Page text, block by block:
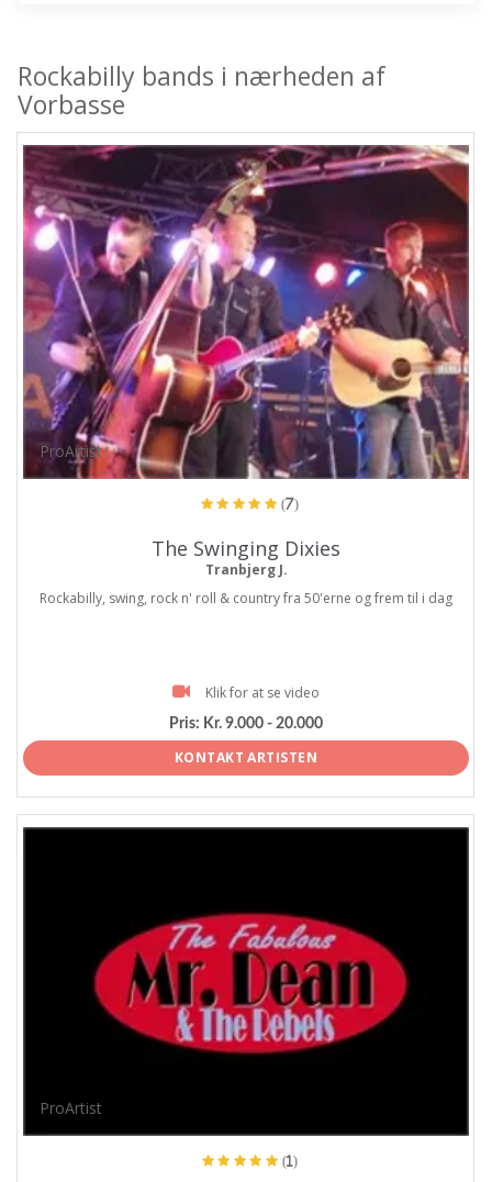
Rockabilly bands i nærheden af
Vorbasse
ProArtist
(7)
The Swinging Dixies
Tranbjerg J.
Rockabilly, swing, rock n' roll & country fra 50'erne og frem til i dag
Klik for at se video
Pris: Kr. 9.000 - 20.000
KONTAKT ARTISTEN
ProArtist
(1)